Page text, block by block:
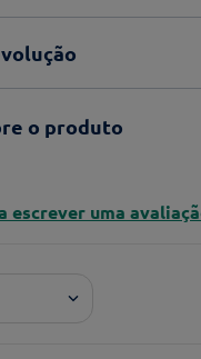
o produto
escrever uma